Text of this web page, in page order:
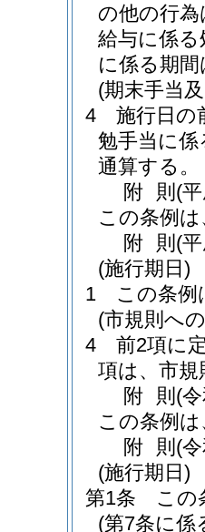
の他の行
給与に係
に係る期
(期末手当
4
施行日の
勉手当に
通算する。
附 則 (
この条例
附 則 (
(施行期日)
1
この条例
(市規則へ
4
前2項に
項は、市
附 則 (
この条例
附 則 (
(施行期日)
第1条
この
(第7条に係